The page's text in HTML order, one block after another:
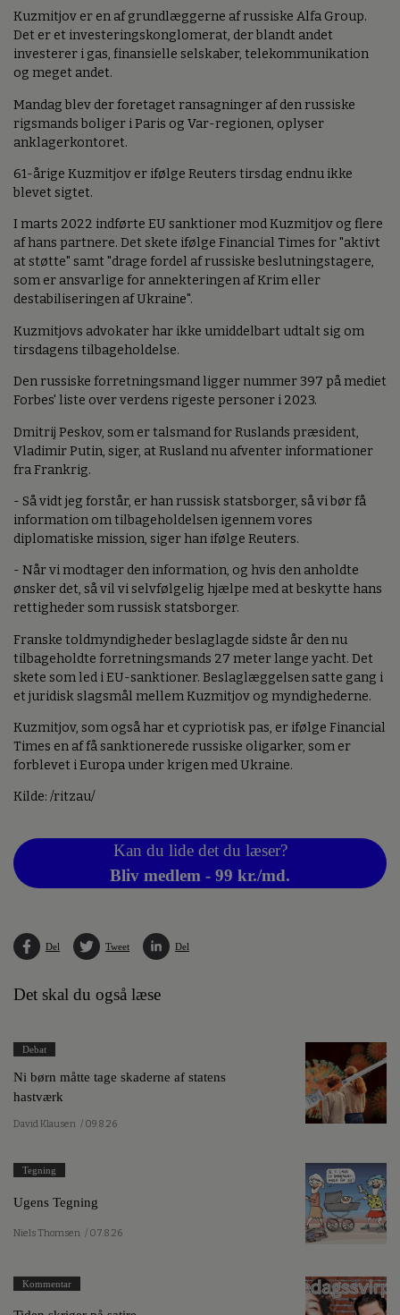
Kuzmitjov er en af grundlæggerne af russiske Alfa Group.
Det er et investeringskonglomerat, der blandt andet
investerer i gas, finansielle selskaber, telekommunikation
og meget andet.
Mandag blev der foretaget ransagninger af den russiske
rigsmands boliger i Paris og Var-regionen, oplyser
anklagerkontoret.
61-årige Kuzmitjov er ifølge Reuters tirsdag endnu ikke
blevet sigtet.
I marts 2022 indførte EU sanktioner mod Kuzmitjov og flere
af hans partnere. Det skete ifølge Financial Times for "aktivt
at støtte" samt "drage fordel af russiske beslutningstagere,
som er ansvarlige for annekteringen af Krim eller
destabiliseringen af Ukraine".
Kuzmitjovs advokater har ikke umiddelbart udtalt sig om
tirsdagens tilbageholdelse.
Den russiske forretningsmand ligger nummer 397 på mediet
Forbes' liste over verdens rigeste personer i 2023.
Dmitrij Peskov, som er talsmand for Ruslands præsident,
Vladimir Putin, siger, at Rusland nu afventer informationer
fra Frankrig.
- Så vidt jeg forstår, er han russisk statsborger, så vi bør få
information om tilbageholdelsen igennem vores
diplomatiske mission, siger han ifølge Reuters.
- Når vi modtager den information, og hvis den anholdte
ønsker det, så vil vi selvfølgelig hjælpe med at beskytte hans
rettigheder som russisk statsborger.
Franske toldmyndigheder beslaglagde sidste år den nu
tilbageholdte forretningsmands 27 meter lange yacht. Det
skete som led i EU-sanktioner. Beslaglæggelsen satte gang i
et juridisk slagsmål mellem Kuzmitjov og myndighederne.
Kuzmitjov, som også har et cypriotisk pas, er ifølge Financial
Times en af få sanktionerede russiske oligarker, som er
forblevet i Europa under krigen med Ukraine.
Kilde: /ritzau/
Kan du lide det du læser?
Bliv medlem - 99 kr./md.
Del Tweet Del
Det skal du også læse
Debat
Ni børn måtte tage skaderne af statens
hastværk
David Klausen / 09.8.26
Tegning
Ugens Tegning
Niels Thomsen / 07.8.26
Kommentar